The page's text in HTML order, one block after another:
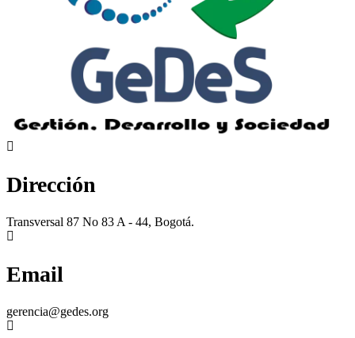
Dirección
Transversal 87 No 83 A - 44, Bogotá.
Email
gerencia@gedes.org